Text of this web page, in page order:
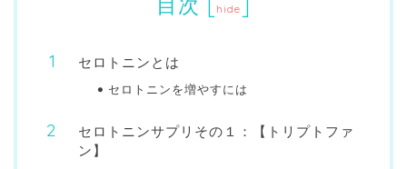
hide
セロトニンとは
セロトニンを増やすには
セロトニンサプリその１：【トリプトファ
ン】